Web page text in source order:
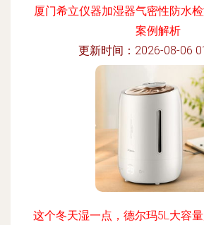
厦门希立仪器加湿器气密性防水
案例解析
更新时间：2026-08-06
这个冬天湿一点，德尔玛5L大容